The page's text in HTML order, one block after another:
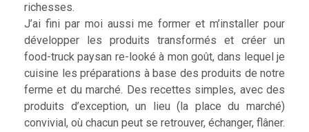
richesses.
J’ai fini par moi aussi me former et m’installer pour
développer les produits transformés et créer un
food-truck paysan re-looké à mon goût, dans lequel je
cuisine les préparations à base des produits de notre
ferme et du marché. Des recettes simples, avec des
produits d’exception, un lieu (la place du marché)
convivial, où chacun peut se retrouver, échanger, flâner.